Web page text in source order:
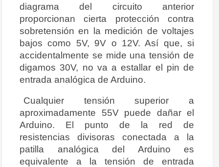
diagrama del circuito anterior
proporcionan cierta protección contra
sobretensión en la medición de voltajes
bajos como 5V, 9V o 12V. Así que, si
accidentalmente se mide una tensión de
digamos 30V, no va a estallar el pin de
entrada analógica de Arduino.
Cualquier tensión superior a
aproximadamente 55V puede dañar el
Arduino. El punto de la red de
resistencias divisoras conectada a la
patilla analógica del Arduino es
equivalente a la tensión de entrada